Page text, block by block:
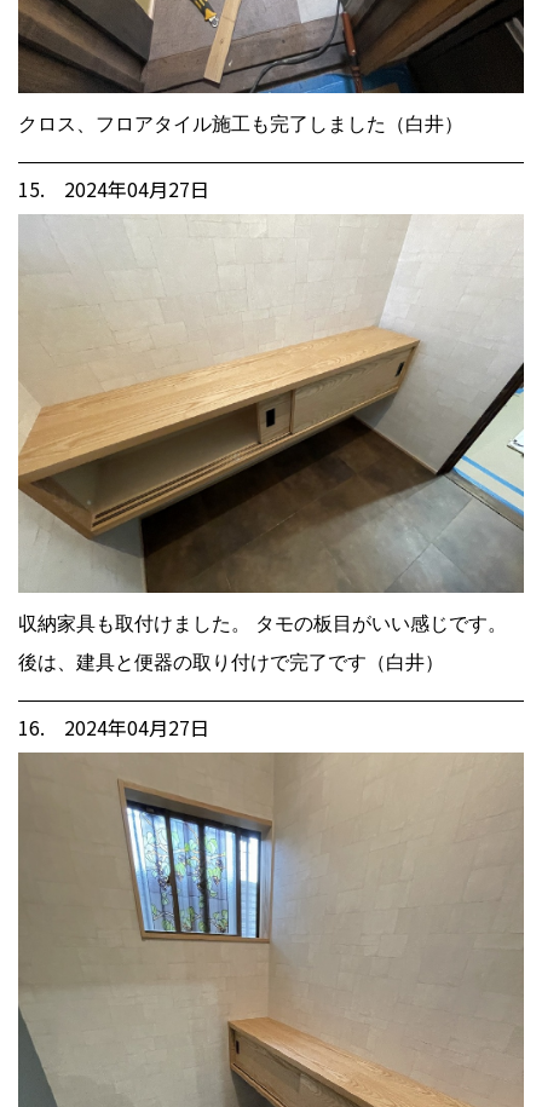
クロス、フロアタイル施工も完了しました（白井）
15. 2024年04月27日
収納家具も取付けました。 タモの板目がいい感じです。
後は、建具と便器の取り付けで完了です（白井）
16. 2024年04月27日